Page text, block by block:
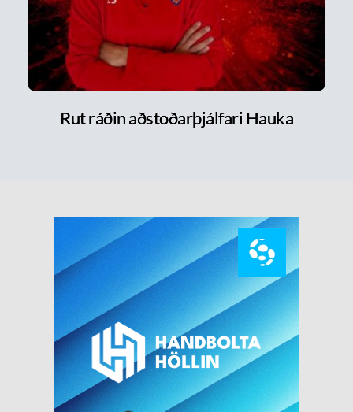
Rut ráðin aðstoðarþjálfari Hauka